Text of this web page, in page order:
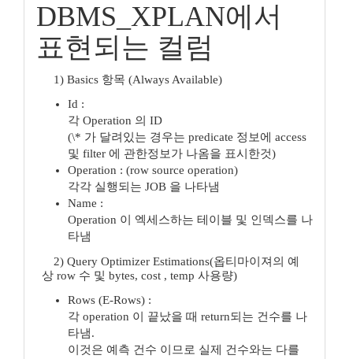
DBMS_XPLAN에서
표현되는 컬럼
1) Basics 항목 (Always Available)
Id :
각 Operation 의 ID
(\* 가 달려있는 경우는 predicate 정보에 access
및 filter 에 관한정보가 나옴을 표시한것)
Operation : (row source operation)
각각 실행되는 JOB 을 나타냄
Name :
Operation 이 엑세스하는 테이블 및 인덱스를 나
타냄
2) Query Optimizer Estimations(옵티마이져의 예
상 row 수 및 bytes, cost , temp 사용량)
Rows (E-Rows) :
각 operation 이 끝났을 때 return되는 건수를 나
타냄.
이것은 예측 건수 이므로 실제 건수와는 다를